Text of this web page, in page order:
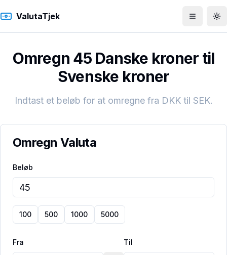
ValutaTjek Åbn menu
Omregn 45 Danske kroner til
Svenske kroner
Indtast et beløb for at omregne fra DKKtil SEK.
Omregn Valuta
Beløb
100 500 1000 5000
Fra Til